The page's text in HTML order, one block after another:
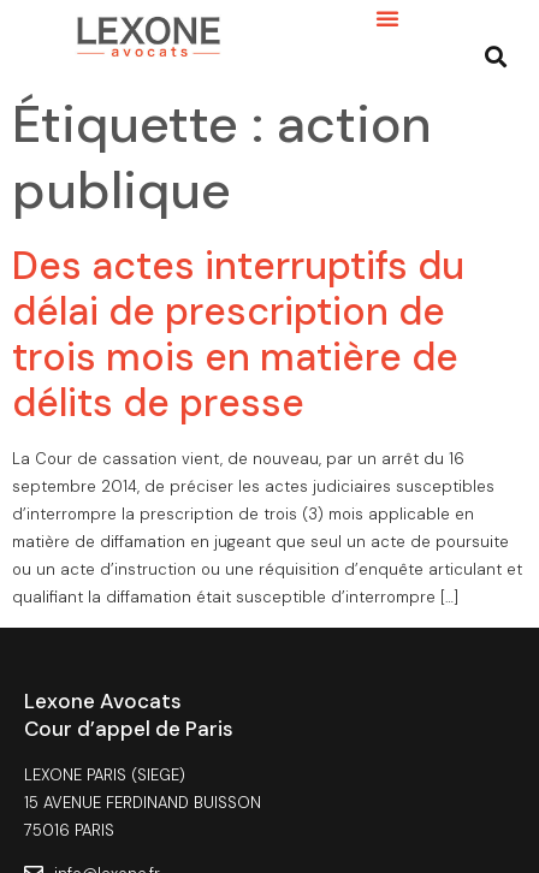
Étiquette : action
publique
Des actes interruptifs du
délai de prescription de
trois mois en matière de
délits de presse
La Cour de cassation vient, de nouveau, par un arrêt du 16
septembre 2014, de préciser les actes judiciaires susceptibles
d’interrompre la prescription de trois (3) mois applicable en
matière de diffamation en jugeant que seul un acte de poursuite
ou un acte d’instruction ou une réquisition d’enquête articulant et
qualifiant la diffamation était susceptible d’interrompre […]
Lexone Avocats
Cour d’appel de Paris
LEXONE PARIS (SIEGE)
15 AVENUE FERDINAND BUISSON
75016 PARIS